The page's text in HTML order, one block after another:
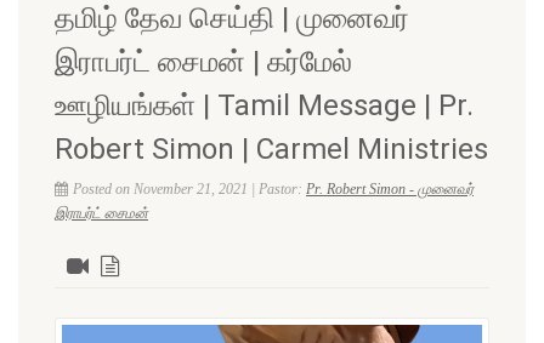
தமிழ் தேவ செய்தி | முனைவர்
இராபர்ட் சைமன் | கர்மேல்
ஊழியங்கள் | Tamil Message | Pr.
Robert Simon | Carmel Ministries
Posted on November 21, 2021 | Pastor: Pr. Robert Simon - முனைவர்
இராபர்ட் சைமன்